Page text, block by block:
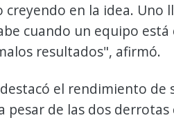
creyendo en la idea. Uno
cuando un equipo
resultados", afirmó.
el rendimiento de
pesar de las dos derrotas